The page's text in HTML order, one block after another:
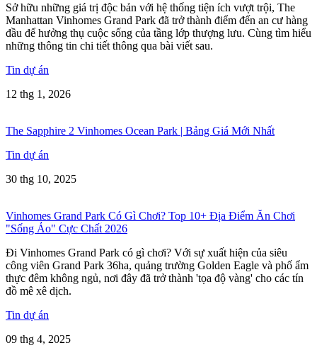
Sở hữu những giá trị độc bản với hệ thống tiện ích vượt trội, The
Manhattan Vinhomes Grand Park đã trở thành điểm đến an cư hàng
đầu để hưởng thụ cuộc sống của tầng lớp thượng lưu. Cùng tìm hiểu
những thông tin chi tiết thông qua bài viết sau.
Tin dự án
12 thg 1, 2026
The Sapphire 2 Vinhomes Ocean Park | Bảng Giá Mới Nhất
Tin dự án
30 thg 10, 2025
Vinhomes Grand Park Có Gì Chơi? Top 10+ Địa Điểm Ăn Chơi
"Sống Ảo" Cực Chất 2026
Đi Vinhomes Grand Park có gì chơi? Với sự xuất hiện của siêu
công viên Grand Park 36ha, quảng trường Golden Eagle và phố ẩm
thực đêm không ngủ, nơi đây đã trở thành 'tọa độ vàng' cho các tín
đồ mê xê dịch.
Tin dự án
09 thg 4, 2025